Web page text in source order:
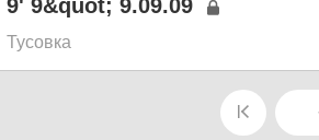
9' 9&quot; 9.09.09
Тусовка